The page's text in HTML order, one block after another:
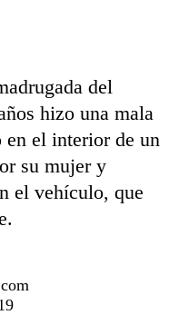
del
hizo una mala
en el interior de un
su mujer y
el vehículo, que